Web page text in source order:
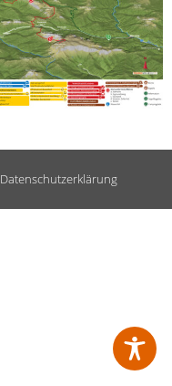
Datenschutzerklärung